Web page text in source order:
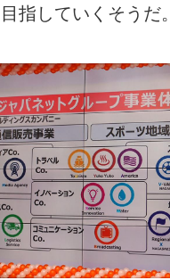
指していくそうだ。